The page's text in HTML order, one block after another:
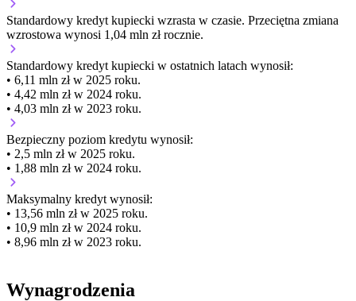
Standardowy kredyt kupiecki wzrasta w czasie. Przeciętna zmiana
wzrostowa wynosi 1,04 mln zł rocznie.
Standardowy kredyt kupiecki w ostatnich latach wynosił:
• 6,11 mln zł w 2025 roku.
• 4,42 mln zł w 2024 roku.
• 4,03 mln zł w 2023 roku.
Bezpieczny poziom kredytu wynosił:
• 2,5 mln zł w 2025 roku.
• 1,88 mln zł w 2024 roku.
Maksymalny kredyt wynosił:
• 13,56 mln zł w 2025 roku.
• 10,9 mln zł w 2024 roku.
• 8,96 mln zł w 2023 roku.
Wynagrodzenia